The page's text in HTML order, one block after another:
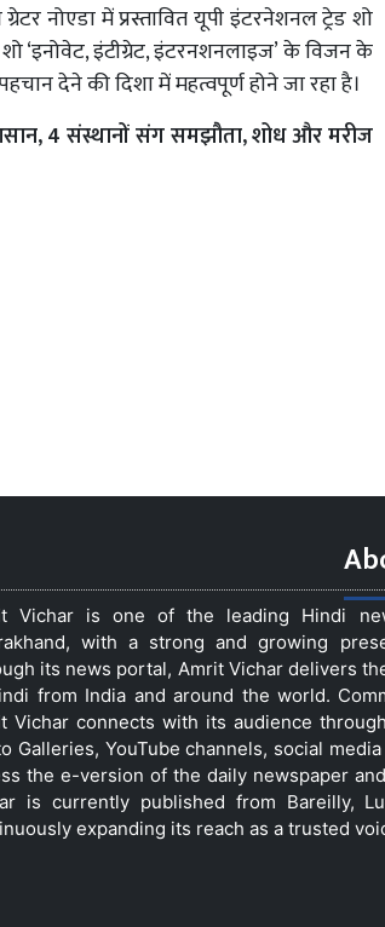
नोएडा में प्रस्तावित यूपी इंटरनेशनल ट्रेड शो
‘इनोवेट, इंटीग्रेट, इंटरनशनलाइज’ के विजन के
देने की दिशा में महत्वपूर्ण होने जा रहा है।
4 संस्थानों संग समझौता, शोध और मरीज
Vichar is one of the leading Hindi
with a strong and growing
its news portal, Amrit Vichar delivers
from India and around the world.
Vichar connects with its audience
Galleries, YouTube channels, social
the e-version of the daily newspaper
is currently published from Bareilly,
expanding its reach as a trusted